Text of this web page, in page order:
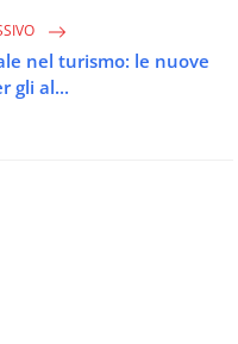
nel turismo: le nuove
gli al...